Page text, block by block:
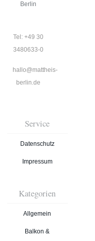
Berlin
Tel: +49 30
3480633-0
hallo@mattheis-
berlin.de
Service
Datenschutz
Impressum
Kategorien
Allgemein
Balkon &